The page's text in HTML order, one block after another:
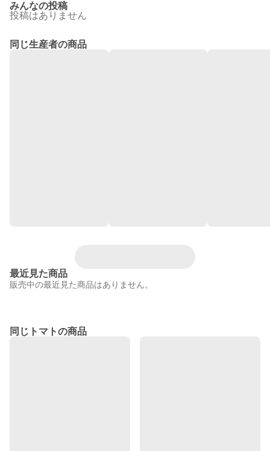
みんなの投稿
投稿はありません
同じ生産者の商品
最近見た商品
販売中の最近見た商品はありません。
同じトマトの商品